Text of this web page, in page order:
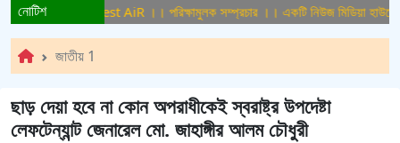
নোটিশ
সম্প্রচার ।। Test AiR ।। পরিক্ষামুলক সম্প্রচার ।। একটি নিউজ মিডিয়া হাউজের
জাতীয় 1
ছাড় দেয়া হবে না কোন অপরাধীকেই স্বরাষ্ট্র উপদেষ্টা
লেফটেন্যান্ট জেনারেল মো. জাহাঙ্গীর আলম চৌধুরী